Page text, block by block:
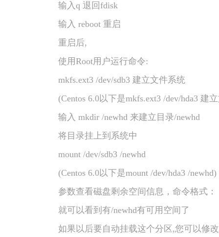
输入q 退回fdisk
输入 reboot 重启
重启后,
使用Root用户运行命令:
mkfs.ext3 /dev/sdb3 建立文件系统
(Centos 6.0以下是mkfs.ext3 /dev/hda3 建
输入 mkdir /newhd 来建立目录/newhd
将目录挂上到系统中
mount /dev/sdb3 /newhd
(Centos 6.0以下是mount /dev/hda3 /newhd)
参数查看磁盘剩余空间信息，命令格式：
就可以看到有/newhd有可用空间了
如果以后要自动挂载这个分区,您可以修改